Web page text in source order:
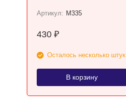
Артикул: M335
430 ₽
Осталось несколько штук
В корзину